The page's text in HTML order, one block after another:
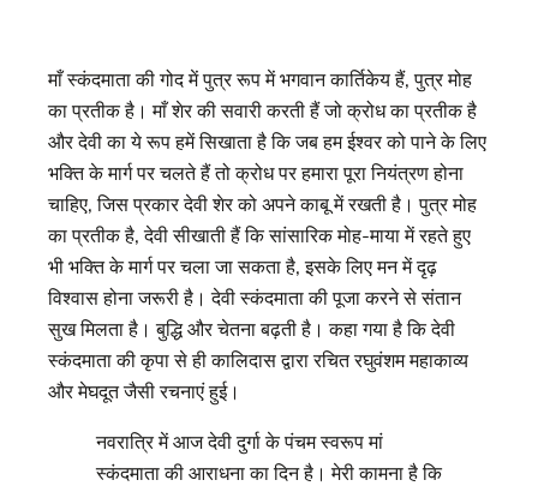
माँ स्कंदमाता की गोद में पुत्र रूप में भगवान कार्तिकेय हैं, पुत्र मोह
का प्रतीक है। माँ शेर की सवारी करती हैं जो क्रोध का प्रतीक है
और देवी का ये रूप हमें स‍िखाता है कि जब हम ईश्वर को पाने के लिए
भक्ति के मार्ग पर चलते हैं तो क्रोध पर हमारा पूरा नियंत्रण होना
चाहिए, जिस प्रकार देवी शेर को अपने काबू में रखती है। पुत्र मोह
का प्रतीक है, देवी सीखाती हैं कि सांसारिक मोह-माया में रहते हुए
भी भक्ति के मार्ग पर चला जा सकता है, इसके लिए मन में दृढ़
विश्वास होना जरूरी है। देवी स्कंदमाता की पूजा करने से संतान
सुख मिलता है। बुद्धि और चेतना बढ़ती है। कहा गया है कि देवी
स्कंदमाता की कृपा से ही कालिदास द्वारा रचित रघुवंशम महाकाव्य
और मेघदूत जैसी रचनाएं हुई।
नवरात्रि में आज देवी दुर्गा के पंचम स्वरूप मां
स्कंदमाता की आराधना का दिन है। मेरी कामना है कि